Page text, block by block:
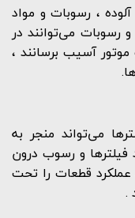
، رسوبات و مواد
رسوبات می‌توانند در
آسیب برسانند ،
می‌تواند منجر به
و رسوب درون
عملکرد قطعات را تحت
.